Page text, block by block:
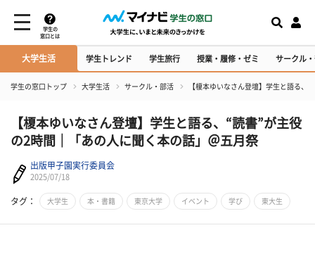
学生の
窓口とは
大学生活 学生トレンド 学生旅行 授業・履修・ゼミ サークル
学生の窓口トップ 大学生活 サークル・部活 【榎本ゆいなさん登壇】学生と語る、
【榎本ゆいなさん登壇】学生と語る、“読書”が主役
の2時間｜「あの人に聞く本の話」＠五月祭
出版甲子園実行委員会
2025/07/18
タグ： 大学生 本・書籍 東京大学 イベント 学び 東大生